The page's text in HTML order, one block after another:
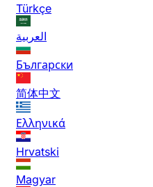
Türkçe
العربية
Български
简体中文
Ελληνικά
Hrvatski
Magyar